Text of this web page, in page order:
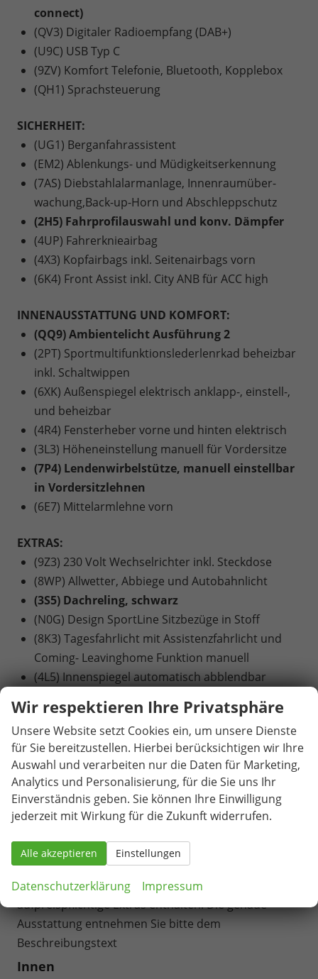
connect)
(QV3) Digitaler Radioempfang (DAB+)
(U9C) USB Typ C
(9ZV) Komfort Telefonie, Bluetooth, Kopplebox
(QH1) Sprachsteuerung
SICHERHEIT:
(UG1) Berganfahrassistent
(EM2) Ablenkungs- und Müdigkeitserkennung
(7AS) Diebstahlalarmanlage, Innenraumüber-
wachung,Back-up-Horn und Abschleppschutz
(2H5) Fahrprofilauswahl und konv. Dämpfer
(4UP) Fahrerknieairbag
(4X3) Kopfairbags inkl. Seitenairbags vorn
(6K4) Front Assist inkl. City ANB für ACC high
INNENAUSSTATTUNG UND KOMFORT:
(QQ9) Ambientelicht Ausführung 2
(2PT) Sportmultifunktionslederlenrkad beheizbar
inkl. Schaltwippen
(6XK) Außenspiegel elektrisch anklapp-, einstell-,
und beheizbar
(4R4) Fensterheber vorne und hinten elektrisch
(3L3) Höheneinstellung manuell für Vordersitze
(7P4) Lendenwirbelstütze, manuell einstellbar
in Vordersitzlehnen
(6E7) Mittelarmlehne vorn
EXTRAS:
(9Z3) 230 Volt Wechselrichter inkl. Steckdose
(8WP) Allwetter, Abbiege und Autobahnlicht
(3S5) Dachreling, schwarz
(N0G) Design SportLine Sitzbezüge in Stoff
(8K3) Tagesfahrlicht mit Assistenzfahrlicht und
Coming- Leavinghome Funktion manuell
(4L5) Innenspiegel automatisch abblendbar
Emergency Assist
(C3I) Leichtmetallräder ""PROCYON"" schwarz 7J x
18""
(8VQ) Rückleuchten in LED-Technik
(8G4) Matrix-Beam = Fernlichtassitent
(HJ3) Reifen 215/50 R18 92W
(WFQ) SportLine Plus
Alle Fotos können Beispielbilder sein und
aufpreispflichtige Extras enthalten. Die genaue
Ausstattung entnehmen Sie bitte dem
Beschreibungstext
Innen
Wir respektieren Ihre Privatsphäre
Unsere Website setzt Cookies ein, um unsere Dienste
für Sie bereitzustellen. Hierbei berücksichtigen wir Ihre
Auswahl und verarbeiten nur die Daten für Marketing,
Analytics und Personalisierung, für die Sie uns Ihr
Einverständnis geben. Sie können Ihre Einwilligung
jederzeit mit Wirkung für die Zukunft widerrufen.
Alle akzeptieren Einstellungen
Datenschutzerklärung Impressum